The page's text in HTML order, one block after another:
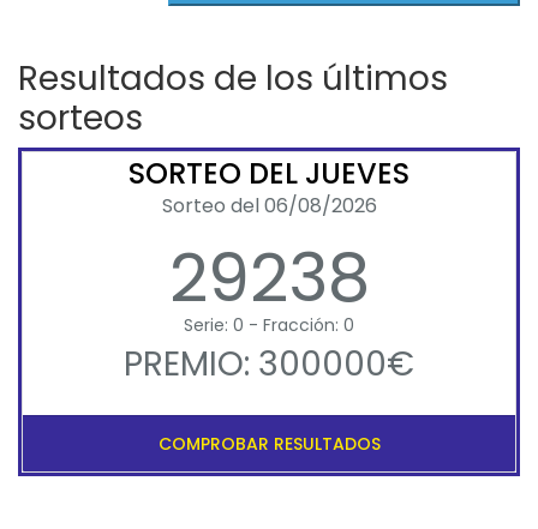
Resultados de los últimos
sorteos
SORTEO DEL JUEVES
Sorteo del 06/08/2026
29238
Serie: 0 - Fracción: 0
PREMIO: 300000€
COMPROBAR RESULTADOS